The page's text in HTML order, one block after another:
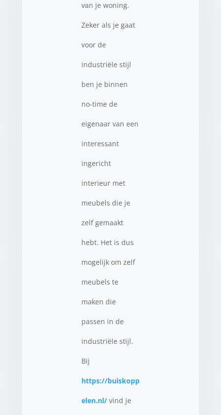
van je woning.
Zeker als je gaat
voor de
industriële stijl
ben je binnen
no-time de
eigenaar van een
interessant
ingericht
interieur met
meubels die je
zelf gemaakt
hebt. Het is dus
mogelijk om zelf
meubels te
maken die
passen in de
industriële stijl.
Bij
https://buiskopp
elen.nl/vind je